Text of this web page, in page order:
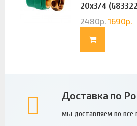
20х3/4
2480р. 1690р.
Доставка по
мы доставляем во все